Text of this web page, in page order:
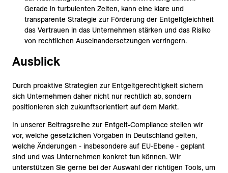
Gerade in turbulenten Zeiten, kann eine klare und
transparente Strategie zur Förderung der Entgeltgleichheit
das Vertrauen in das Unternehmen stärken und das Risiko
von rechtlichen Auseinandersetzungen verringern.
Ausblick
Durch proaktive Strategien zur Entgeltgerechtigkeit sichern
sich Unternehmen daher nicht nur rechtlich ab, sondern
positionieren sich zukunftsorientiert auf dem Markt.
In unserer Beitragsreihe zur Entgelt-Compliance stellen wir
vor, welche gesetzlichen Vorgaben in Deutschland gelten,
welche Änderungen - insbesondere auf EU-Ebene - geplant
sind und was Unternehmen konkret tun können. Wir
unterstützen Sie gerne bei der Auswahl der richtigen Tools, um